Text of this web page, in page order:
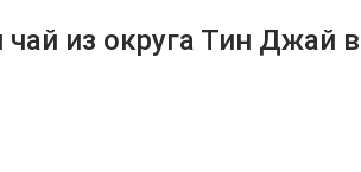
из округа Тин Джай